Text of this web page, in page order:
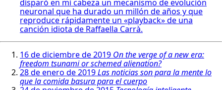
disparó en mi cabeza un mecanismo de evolución
neuronal que ha durado un millón de años y que
reproduce rápidamente un «playback» de una
canción idiota de Raffaella Carrà.
16 de diciembre de 2019 On the verge of a new era:
freedom tsunami or schemed alienation?
28 de enero de 2019Las noticias son para la mente lo
que la comida basura para el cuerpo